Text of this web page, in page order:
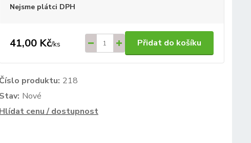
Nejsme plátci DPH
41,00 Kč/ks Přidat do košíku
Číslo produktu: 218
Stav: Nové
Hlídat cenu / dostupnost